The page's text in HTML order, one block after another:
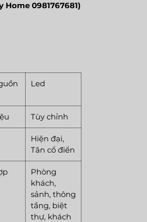
0981767681)
Led
Tùy chỉnh
Hiện đại,
Tân cổ điển
Phòng
khách,
sảnh, thông
tầng, biệt
thự, khách